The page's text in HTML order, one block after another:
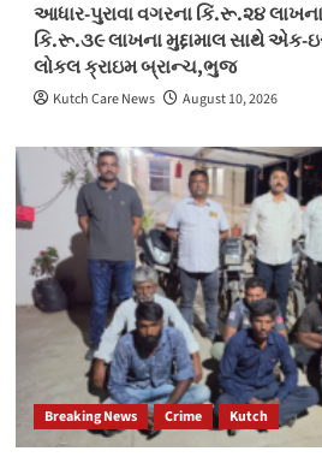
આધાર-પુરાવા વગરના કિં.રૂ.૨૪
કિ.રૂ.૩૯ લાખના મુદ્દામાલ સાથે એક-
લોકલ ક્રાઇમ બ્રાન્ચ,ભુજ
Kutch Care News August 10, 2026
Breaking News Crime Kutch